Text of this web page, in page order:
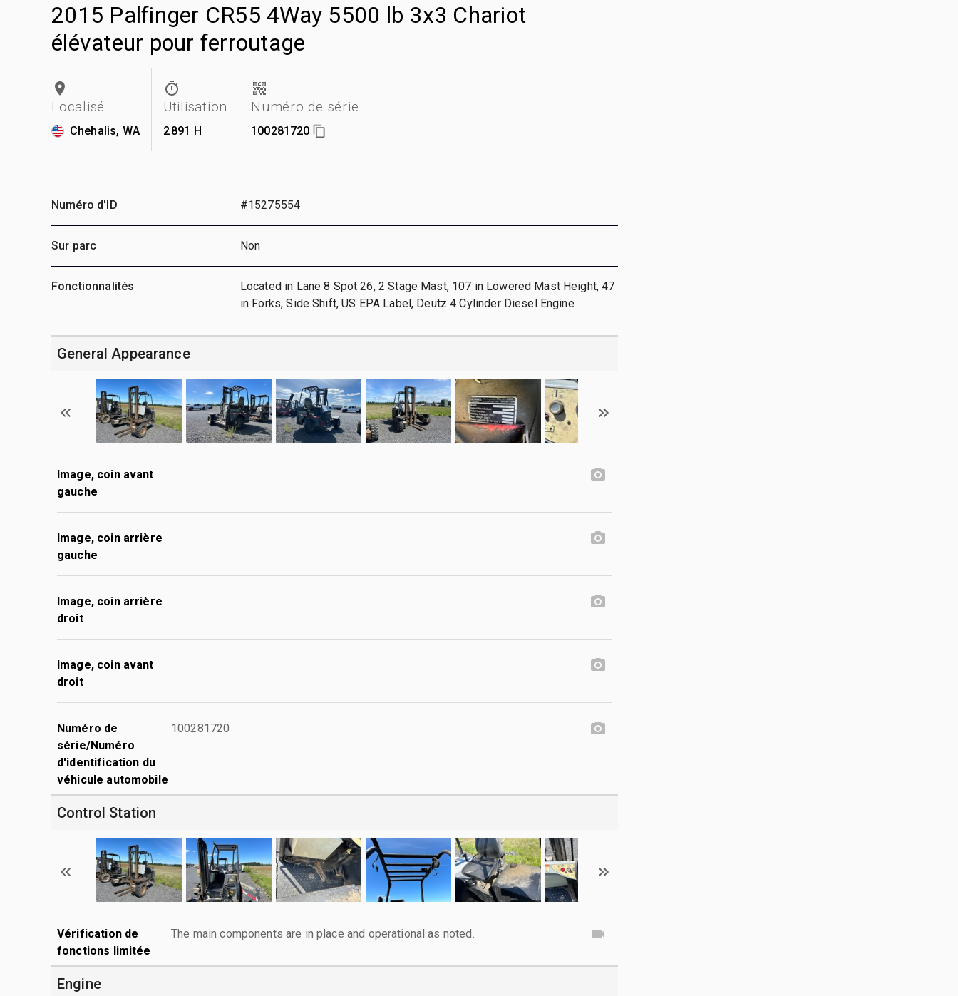
2015 Palfinger CR55 4Way 5500 lb 3x3 Chariot
élévateur pour ferroutage
Localisé
Chehalis, WA
Utilisation
2 891 H
Numéro de série
100281720
Numéro d'ID #15275554
Sur parc Non
Fonctionnalités
Located in Lane 8 Spot 26, 2 Stage Mast, 107 in Lowered Mast Height, 47
in Forks, Side Shift, US EPA Label, Deutz 4 Cylinder Diesel Engine
General Appearance
Image, coin avant
gauche
Image, coin arrière
gauche
Image, coin arrière
droit
Image, coin avant
droit
Numéro de
série/Numéro
d'identification du
véhicule automobile
100281720
Control Station
Vérification de
fonctions limitée
The main components are in place and operational as noted.
Engine